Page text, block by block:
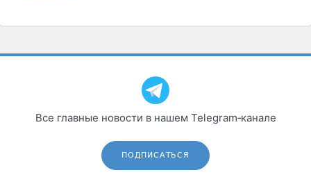
Все главные новости в нашем Telegram‑канале
ПОДПИСАТЬСЯ